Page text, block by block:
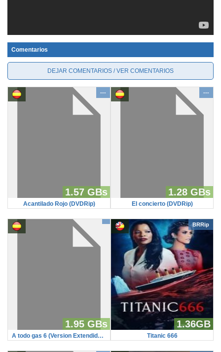
Comentarios
DEJAR COMENTARIOS / VER COMENTARIOS
---
1.57 GBs
Acantilado Rojo (DVDRip)
---
1.28 GBs
El concierto (DVDRip)
1.95 GBs
A todo gas 6 (Version Extendida) (HDRip)
BRRip
1.36GB
Titanic 666